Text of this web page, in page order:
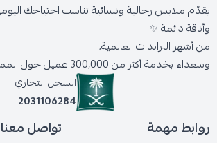
يقدّم ملابس رجالية ونسائية تناسب احتياجك
وأناقة دائمة ✨
من أشهر البراندات العالمية،
وسعداء بخدمة أكثر من 300,000 عميل حول المملكة.
السجل التجاري
2031106284
روابط مهمة تواصل معنا